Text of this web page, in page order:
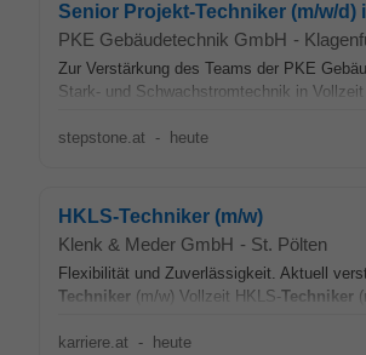
Senior Projekt-Techniker (m/w/
PKE Gebäudetechnik GmbH -
Zur Verstärkung des Teams der PKE
Stark- und Schwachstromtechnik in
stepstone.at - heute
HKLS-Techniker (m/w)
Klenk & Meder GmbH - St. Pölten
Flexibilität und Zuverlässigkeit. Aktuell
Techniker (m/w) Vollzeit HKLS-Techniker
karriere.at - heute